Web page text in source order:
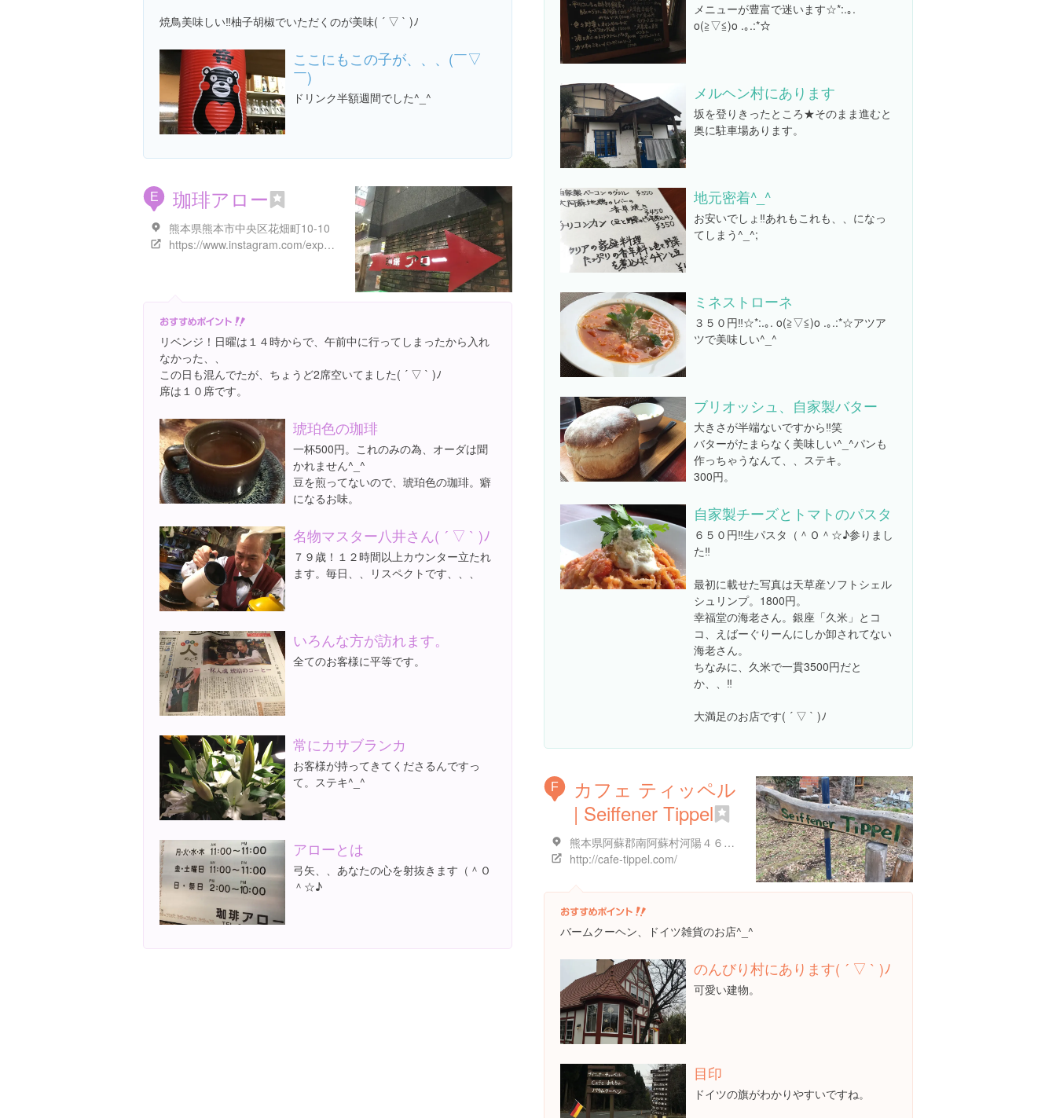
メニューが豊富で迷います☆*:.｡.
o(≧▽≦)o .｡.:*☆
メルヘン村にあります
坂を登りきったところ★そのまま進むと
奥に駐車場あります。
地元密着^_^
お安いでしょ‼︎あれもこれも、、になっ
てしまう^_^;
ミネストローネ
３５０円‼️☆*:.｡. o(≧▽≦)o .｡.:*☆アツア
ツで美味しい^_^
ブリオッシュ、自家製バター
大きさが半端ないですから‼️笑
バターがたまらなく美味しい^_^パンも
作っちゃうなんて、、ステキ。
300円。
自家製チーズとトマトのパスタ
６５０円‼️生パスタ（＾Ｏ＾☆♪参りまし
た‼️
最初に載せた写真は天草産ソフトシェル
シュリンプ。1800円。
幸福堂の海老さん。銀座「久米」とコ
コ、えばーぐりーんにしか卸されてない
海老さん。
ちなみに、久米で一貫3500円だと
か、、‼️
大満足のお店です( ´ ▽ ` )ﾉ
焼鳥美味しい‼️柚子胡椒でいただくのが美味( ´ ▽ ` )ﾉ
ここにもこの子が、、、(￣▽
￣)
ドリンク半額週間でした^_^
E 珈琲アロー
熊本県熊本市中央区花畑町10-10
https://www.instagram.com/explore/locations/5629296
リベンジ！日曜は１４時からで、午前中に行ってしまったから入れ
なかった、、
この日も混んでたが、ちょうど2席空いてました( ´ ▽ ` )ﾉ
席は１０席です。
琥珀色の珈琲
一杯500円。これのみの為、オーダは聞
かれません^_^
豆を煎ってないので、琥珀色の珈琲。癖
になるお味。
名物マスター八井さん( ´ ▽ ` )ﾉ
７９歳！１２時間以上カウンター立たれ
ます。毎日、、リスペクトです、、、
いろんな方が訪れます。
全てのお客様に平等です。
常にカサブランカ
お客様が持ってきてくださるんですっ
て。ステキ^_^
アローとは
弓矢、、あなたの心を射抜きます（＾Ｏ
＾☆♪
F
カフェ ティッペル
| Seiffener Tippel
熊本県阿蘇郡南阿蘇村河陽４６３５
http://cafe-tippel.com/
バームクーヘン、ドイツ雑貨のお店^_^
のんびり村にあります( ´ ▽ ` )ﾉ
可愛い建物。
目印
ドイツの旗がわかりやすいですね。